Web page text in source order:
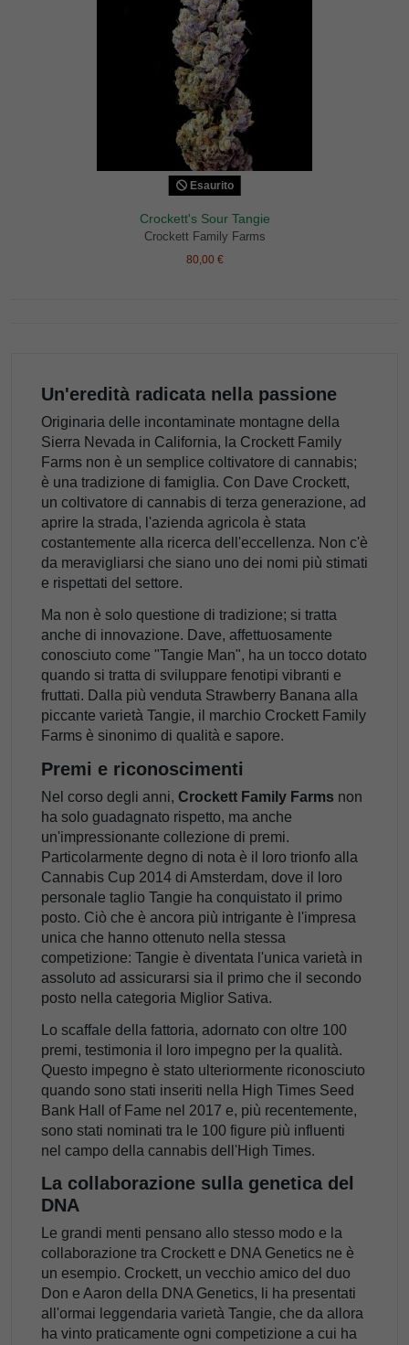
Esaurito
Crockett's Sour Tangie
Crockett Family Farms
80,00 €
Un'eredità radicata nella passione
Originaria delle incontaminate montagne della
Sierra Nevada in California, la Crockett Family
Farms non è un semplice coltivatore di cannabis;
è una tradizione di famiglia. Con Dave Crockett,
un coltivatore di cannabis di terza generazione, ad
aprire la strada, l'azienda agricola è stata
costantemente alla ricerca dell'eccellenza. Non c'è
da meravigliarsi che siano uno dei nomi più stimati
e rispettati del settore.
Ma non è solo questione di tradizione; si tratta
anche di innovazione. Dave, affettuosamente
conosciuto come "Tangie Man", ha un tocco dotato
quando si tratta di sviluppare fenotipi vibranti e
fruttati. Dalla più venduta Strawberry Banana alla
piccante varietà Tangie, il marchio Crockett Family
Farms è sinonimo di qualità e sapore.
Premi e riconoscimenti
Nel corso degli anni, Crockett Family Farms non
ha solo guadagnato rispetto, ma anche
un'impressionante collezione di premi.
Particolarmente degno di nota è il loro trionfo alla
Cannabis Cup 2014 di Amsterdam, dove il loro
personale taglio Tangie ha conquistato il primo
posto. Ciò che è ancora più intrigante è l'impresa
unica che hanno ottenuto nella stessa
competizione: Tangie è diventata l'unica varietà in
assoluto ad assicurarsi sia il primo che il secondo
posto nella categoria Miglior Sativa.
Lo scaffale della fattoria, adornato con oltre 100
premi, testimonia il loro impegno per la qualità.
Questo impegno è stato ulteriormente riconosciuto
quando sono stati inseriti nella High Times Seed
Bank Hall of Fame nel 2017 e, più recentemente,
sono stati nominati tra le 100 figure più influenti
nel campo della cannabis dell'High Times.
La collaborazione sulla genetica del
DNA
Le grandi menti pensano allo stesso modo e la
collaborazione tra Crockett e DNA Genetics ne è
un esempio. Crockett, un vecchio amico del duo
Don e Aaron della DNA Genetics, li ha presentati
all'ormai leggendaria varietà Tangie, che da allora
ha vinto praticamente ogni competizione a cui ha